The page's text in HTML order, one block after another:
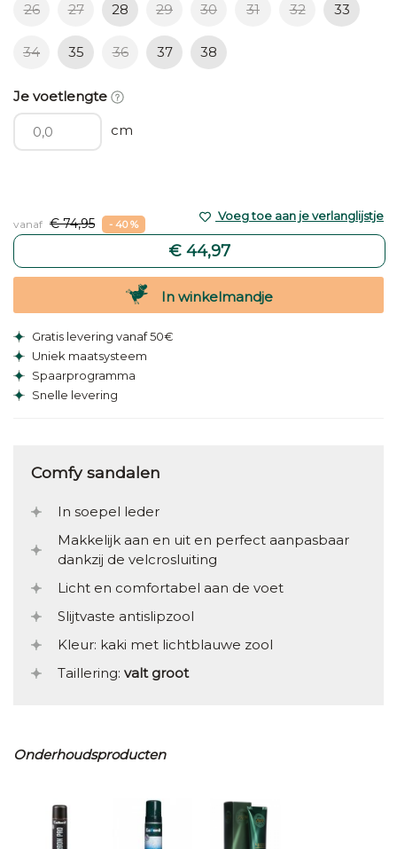
26 27 28 29 30 31 32 33
34 35 36 37 38
Je voetlengte
cm
vanaf € 74,95 - 40 %
€ 44,97
Voeg toe aan je verlanglijstje
In winkelmandje
Gratis levering vanaf 50€
Uniek maatsysteem
Spaarprogramma
Snelle levering
Comfy sandalen
In soepel leder
Makkelijk aan en uit en perfect aanpasbaar
dankzij de velcrosluiting
Licht en comfortabel aan de voet
Slijtvaste antislipzool
Kleur: kaki met lichtblauwe zool
Taillering: valt groot
Onderhoudsproducten